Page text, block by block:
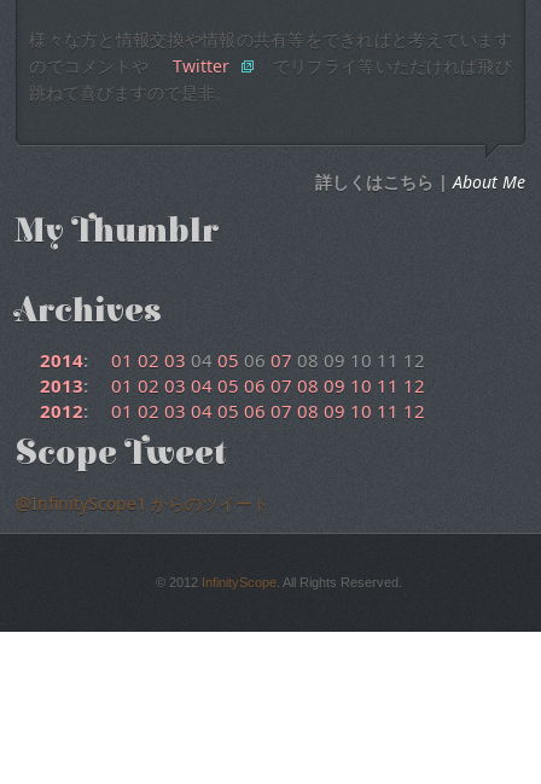
様々な方と情報交換や情報の共有等をできればと考えています
のでコメントや
Twitter
でリプライ等いただければ飛び
跳ねて喜びますので是非。
詳しくはこちら | About Me
My Thumblr
Archives
2014: 01 02 03 04 05 06 07 08 09 10 11 12
2013: 01 02 03 04 05 06 07 08 09 10 11 12
2012: 01 02 03 04 05 06 07 08 09 10 11 12
Scope Tweet
@InfinityScope1 からのツイート
© 2012 InfinityScope. All Rights Reserved.